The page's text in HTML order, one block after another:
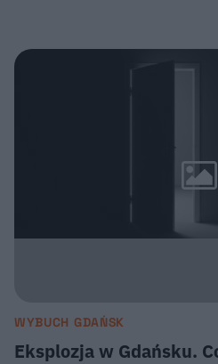
WYBUCH GDAŃSK
Eksplozja w Gdańsku.